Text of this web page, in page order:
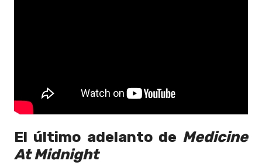
El último adelanto de Medicine
At Midnight